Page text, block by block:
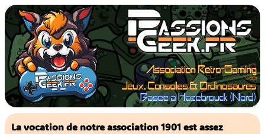
Aller
au
contenu
La vocation de notre association 1901 est assez